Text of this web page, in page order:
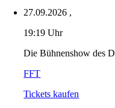
27.09.2026 ,
19:19 Uhr
Die Bühnenshow des
FFT
Tickets kaufen